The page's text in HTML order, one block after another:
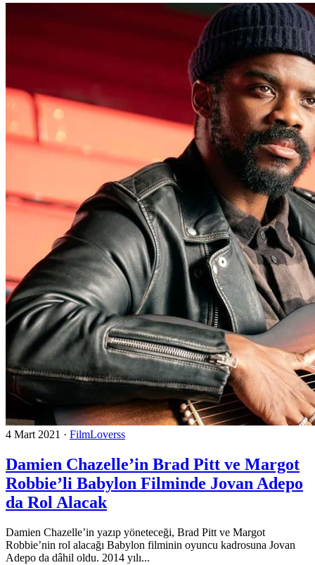
4 Mart 2021 · FilmLoverss
Damien Chazelle’in Brad Pitt ve Margot
Robbie’li Babylon Filminde Jovan Adepo
da Rol Alacak
Damien Chazelle’in yazıp yöneteceği, Brad Pitt ve Margot
Robbie’nin rol alacağı Babylon filminin oyuncu kadrosuna Jovan
Adepo da dâhil oldu. 2014 yılı...